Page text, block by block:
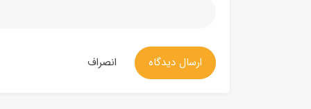
ارسال دیدگاه انصراف